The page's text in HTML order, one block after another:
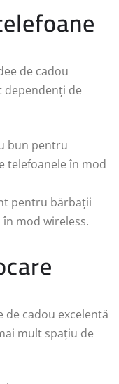
de cadou
dependenți de
bun pentru
telefoanele în mod
pentru bărbații
mod wireless.
de cadou excelentă
mult spațiu de